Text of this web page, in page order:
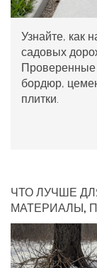
Узнайте, как
садовых
Проверенные
бордюр,
плитки.
ЧТО ЛУЧШЕ
МАТЕРИАЛЫ,